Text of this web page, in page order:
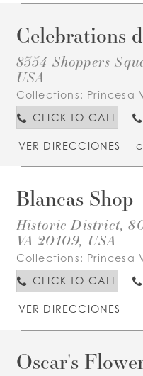
Celebrations
8354 Shoppers
USA
Collections: Princesa
CLICK TO CALL
VER DIRECCIONES
Blancas Shop
Historic District,
VA 20109, USA
Collections: Princesa
CLICK TO CALL
VER DIRECCIONES
Oscar's